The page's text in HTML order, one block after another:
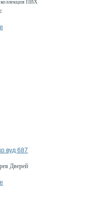
ПВХ
вуд 687
Дверей